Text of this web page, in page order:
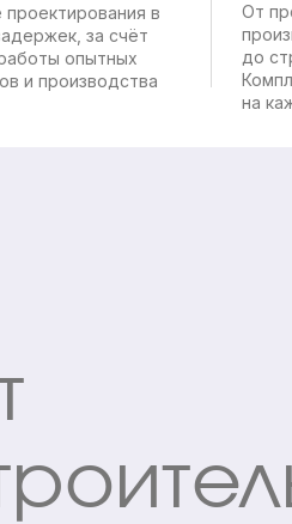
От
до
на
в
за счёт
опытных
и производства